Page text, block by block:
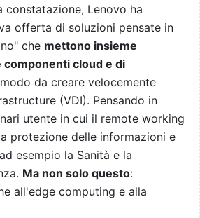
constatazione, Lenovo ha
offerta di soluzioni pensate in
che mettono insieme
cloud e di
da creare velocemente
(VDI). Pensando in
utente in cui il remote working
protezione delle informazioni e
esempio la Sanità e la
Ma non solo questo:
all'edge computing e alla